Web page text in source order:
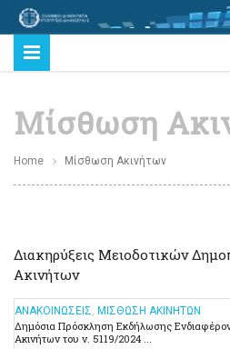
Μίσθωση
Home Μίσθωση Ακινήτων
Διακηρύξεις Μειοδοτικών
Ακινήτων
ΑΝΑΚΟΙΝΩΣΕΙΣ, ΜΙΣΘΩΣΗ ΑΚΙΝΗΤΩΝ
Δημόσια Πρόσκληση Εκδήλωσης
Ακινήτων του ν. 5119/2024 ...